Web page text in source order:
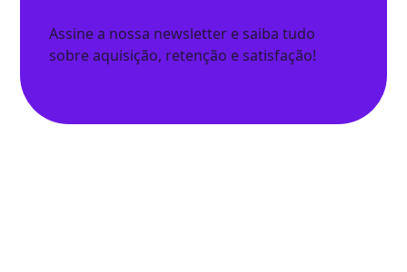
Assine a nossa newsletter e saiba tudo
sobre aquisição, retenção e satisfação!